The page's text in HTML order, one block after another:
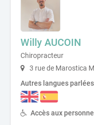
Willy AUCOIN
Chiropracteur
3 rue de Marostica
Autres langues parlées
Accès aux